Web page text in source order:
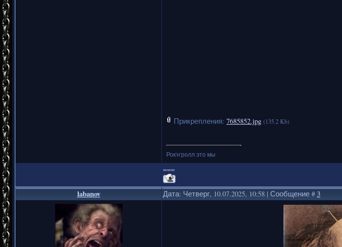
Прикрепления: 7685852.jpg (135.2 Kb)
Рок'н'ролл это мы
===
labanov Дата: Четверг, 10.07.2025, 10:58 | Сообщение # 3